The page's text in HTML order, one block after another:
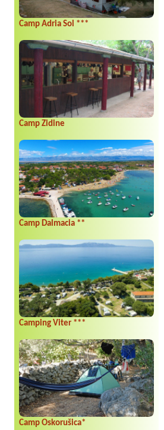
Camp Adria Sol ***
Camp Zidine
Camp Dalmacia **
Camping Viter ***
Camp Oskorušica*